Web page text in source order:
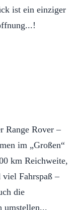
ist ein einziger
Range Rover –
im „Großen“
km Reichweite,
Fahrspaß –
die
umstellen...